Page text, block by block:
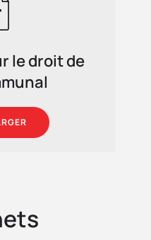
le droit de